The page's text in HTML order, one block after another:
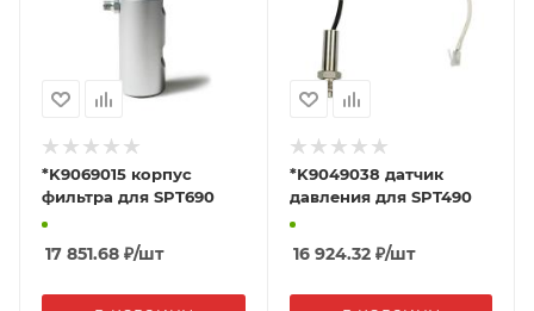
*K9069015 корпус
фильтра для SPT690
17 851.68 ₽/шт
*K9049038 датчик
давления для SPT490
16 924.32₽/шт